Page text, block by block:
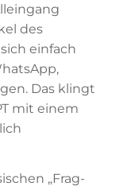
des
einfach
Das klingt
mit einem
„Frag-